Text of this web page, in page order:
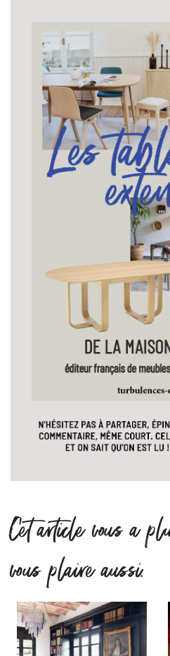
Cet article vous a
vous plaire aussi.